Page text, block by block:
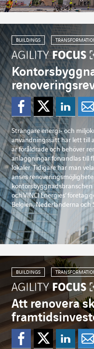
BUILDINGS
Dela
Strängare energi- och
användningssätt har lett till
är föråldrade och behöver
anläggningar förvandlas till
lokaler. Tidigare har man
anses
och VINCIEnergies’företag
Belgien, Nederländerna och
BUILDINGS
Att renovera
Dela